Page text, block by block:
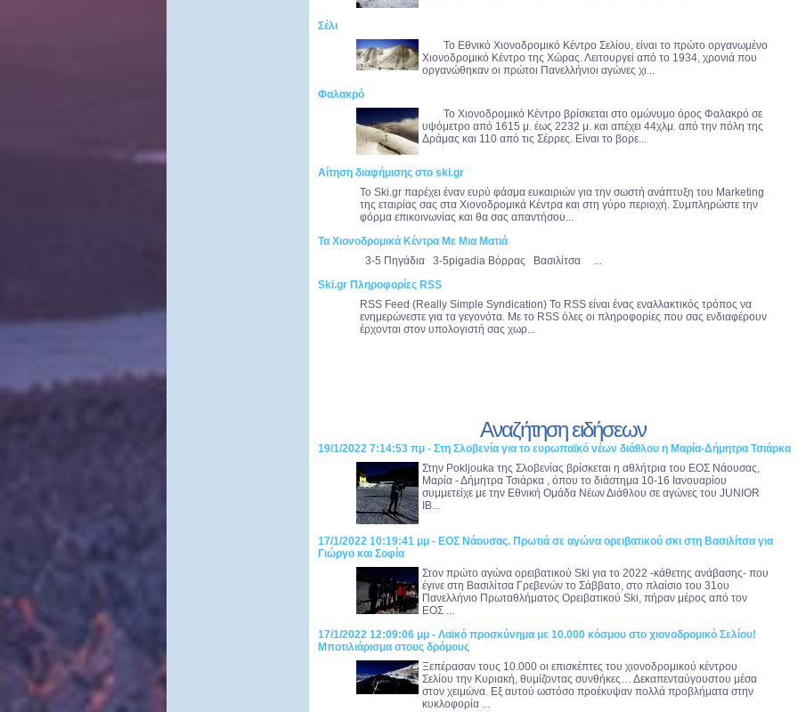
Σέλι
Το Εθνικό Χιονοδρομικό Κέντρο Σελίου, είναι το πρώτο οργανωμένο
Χιονοδρομικό Κέντρο της Χώρας. Λειτουργεί από το 1934, χρονιά που
οργανώθηκαν οι πρώτοι Πανελλήνιοι αγώνες χι...
Φαλακρό
Το Χιονοδρομικό Κέντρο βρίσκεται στο ομώνυμο όρος Φαλακρό σε
υψόμετρο από 1615 μ. έως 2232 μ. και απέχει 44χλμ. από την πόλη της
Δράμας και 110 από τις Σέρρες. Eίναι το βορε...
Αίτηση διαφήμισης στο ski.gr
Το Ski.gr παρέχει έναν ευρύ φάσμα ευκαιριών για την σωστή ανάπτυξη του Marketing
της εταιρίας σας στα Χιονοδρομικά Κέντρα και στη γύρο περιοχή. Συμπληρώστε την
φόρμα επικοινωνίας και θα σας απαντήσου...
Τα Χιονοδρομικά Κέντρα Με Μια Ματιά
3-5 Πηγάδια 3-5pigadia Βόρρας Βασιλίτσα ...
Ski.gr Πληροφορίες RSS
RSS Feed (Really Simple Syndication) Το RSS είναι ένας εναλλακτικός τρόπος να
ενημερώνεστε για τα γεγονότα. Με το RSS όλες οι πληροφορίες που σας ενδιαφέρουν
έρχονται στον υπολογιστή σας χωρ...
Αναζήτηση ειδήσεων
19/1/2022 7:14:53 πμ - Στη Σλοβενία για το ευρωπαϊκό νέων διάθλου η Μαρία-Δήμητρα Τσιάρκα
Στην Pokljouka της Σλοβενίας βρίσκεται η αθλήτρια του ΕΟΣ Νάουσας,
Μαρία - Δήμητρα Τσιάρκα , όπου το διάστημα 10-16 Ιανουαρίου
συμμετείχε με την Εθνική Ομάδα Νέων Διάθλου σε αγώνες του JUNIOR
IB...
17/1/2022 10:19:41 μμ - ΕΟΣ Νάουσας. Πρωτιά σε αγώνα ορειβατικού σκι στη Βασιλίτσα για
Γιώργο και Σοφία
Στον πρώτο αγώνα ορειβατικού Ski για το 2022 -κάθετης ανάβασης- που
έγινε στη Βασιλίτσα Γρεβενών το Σάββατο, στο πλαίσιο του 31ου
Πανελλήνιο Πρωταθλήματος Ορειβατικού Ski, πήραν μέρος από τον
ΕΟΣ ...
17/1/2022 12:09:06 μμ - Λαϊκό προσκύνημα με 10.000 κόσμου στο χιονοδρομικό Σελίου!
Μποτιλιάρισμα στους δρόμους
Ξεπέρασαν τους 10.000 οι επισκέπτες του χιονοδρομικού κέντρου
Σελίου την Κυριακή, θυμίζοντας συνθήκες… Δεκαπενταύγουστου μέσα
στον χειμώνα. Εξ αυτού ωστόσο προέκυψαν πολλά προβλήματα στην
κυκλοφορία ...